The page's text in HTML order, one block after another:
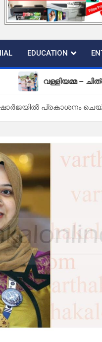
EDUCATION
വള്ളിയമ്മ – ചിത്രീകരണം
ഷാർജയിൽ പ്രകാശനം